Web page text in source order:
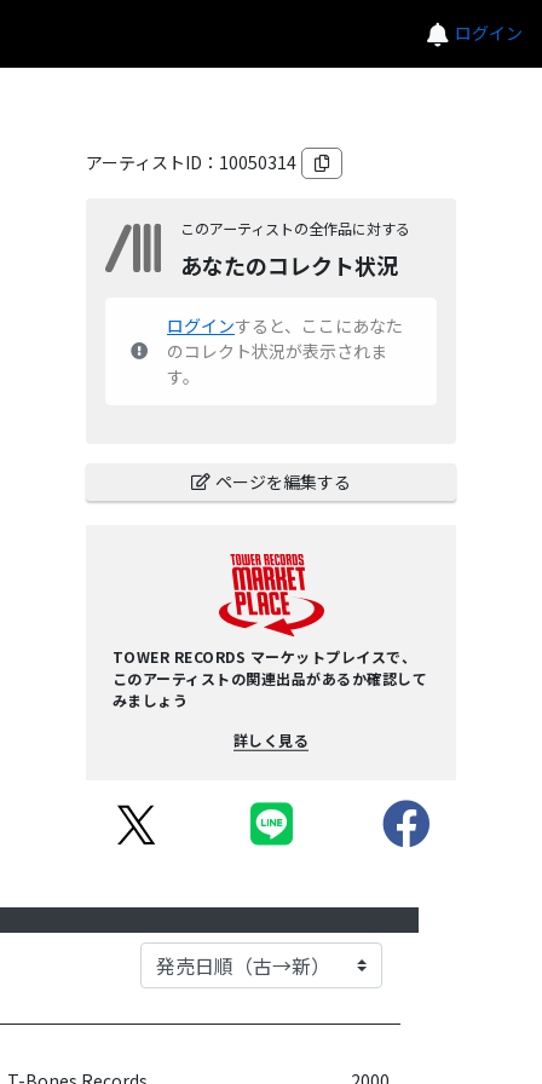
ログイン
アーティストID： 10050314
このアーティストの全作品に対する
あなたのコレクト状況
ログインすると、ここにあなた
のコレクト状況が表示されま
す。
ページを編集する
TOWER RECORDS マーケットプレイスで、
このアーティストの関連出品があるか確認して
みましょう
詳しく見る